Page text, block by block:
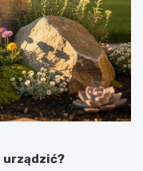
urządzić?